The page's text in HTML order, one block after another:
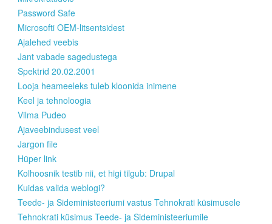
Password Safe
Microsofti OEM-litsentsidest
Ajalehed veebis
Jant vabade sagedustega
Spektrid 20.02.2001
Looja heameeleks tuleb kloonida inimene
Keel ja tehnoloogia
Vilma Pudeo
Ajaveebindusest veel
Jargon file
Hüper link
Kolhoosnik testib nii, et higi tilgub: Drupal
Kuidas valida weblogi?
Teede- ja Sideministeeriumi vastus Tehnokrati küsimusele
Tehnokrati küsimus Teede- ja Sideministeeriumile